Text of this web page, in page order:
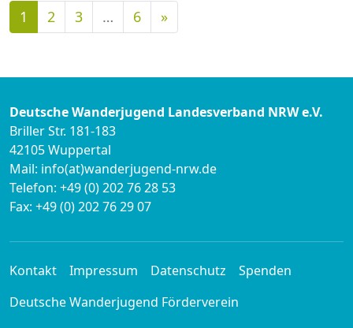
1 2 3 … 6 »Nächste
Deutsche Wanderjugend Landesverband NRW e.V.
Briller Str. 181-183
42105 Wuppertal
Mail: info(at)wanderjugend-nrw.de
Telefon: +49 (0) 202 76 28 53
Fax: +49 (0) 202 76 29 07
Kontakt Impressum Datenschutz
Spenden
Deutsche Wanderjugend Förderverein